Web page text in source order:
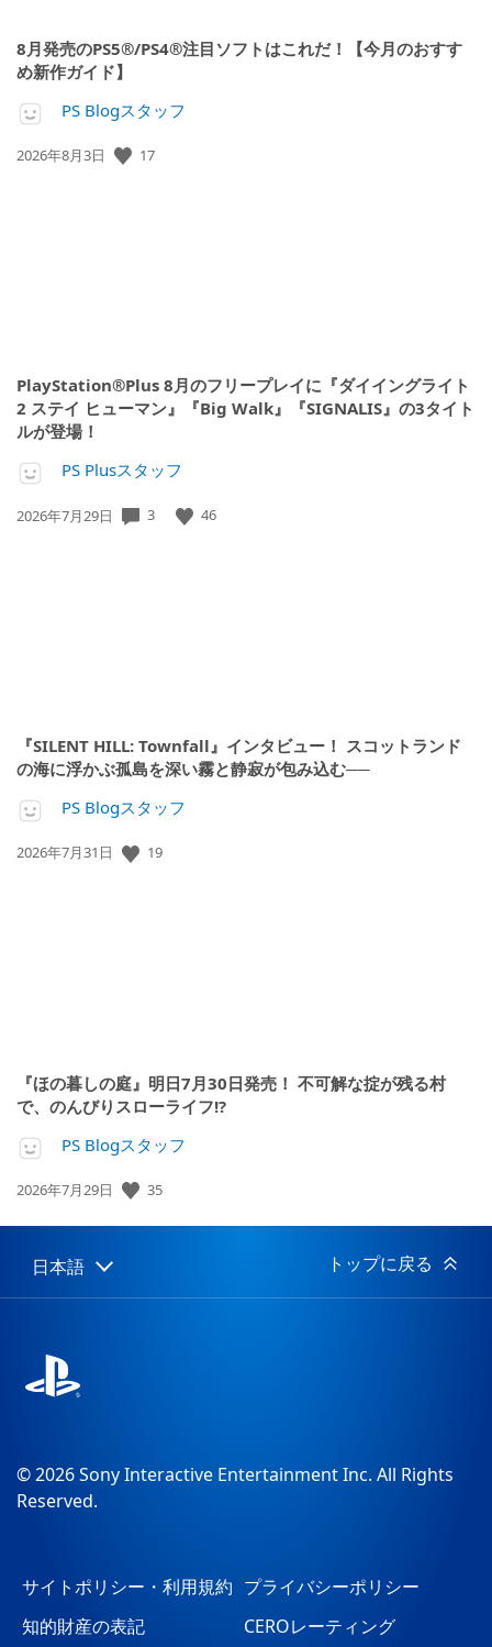
8月発売のPS5®/PS4®注目ソフトはこれだ！【今月のおすす
め新作ガイド】
PS Blogスタッフ
公
2026年8月3日 17
PlayStation®Plus 8月のフリープレイに『ダイイングライト
2 ステイ ヒューマン』『Big Walk』『SIGNALIS』の3タイト
ルが登場！
PS Plusスタッフ
公
2026年7月29日 3 46
『SILENT HILL: Townfall』インタビュー！ スコットランド
の海に浮かぶ孤島を深い霧と静寂が包み込む──
PS Blogスタッフ
公
2026年7月31日 19
『ほの暮しの庭』明日7月30日発売！ 不可解な掟が残る村
で、のんびりスローライフ!?
PS Blogスタッフ
公
日:
2026年7月29日 35
Select
a
Current
region:
日本語 トップに戻る
© 2026 Sony Interactive Entertainment Inc. All Rights
Reserved.
サイトポリシー・利用規約 プライバシーポリシー
知的財産の表記
CEROレーティング